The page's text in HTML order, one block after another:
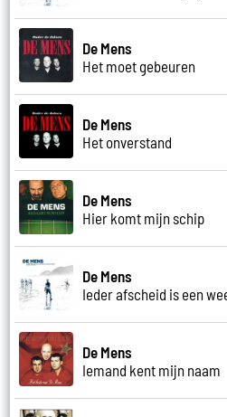
De Mens
Het moet gebeuren
De Mens
Het onverstand
De Mens
Hier komt mijn schip
De Mens
Ieder afscheid is een
De Mens
Iemand kent mijn naam